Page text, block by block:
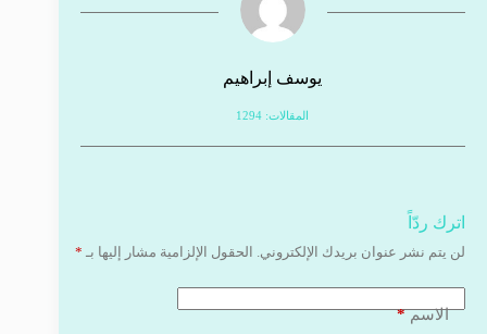
يوسف إبراهيم
المقالات: 1294
اترك ردّاً
لن يتم نشر عنوان بريدك الإلكتروني. الحقول الإلزامية مشار إليها بـ *
الاسم*